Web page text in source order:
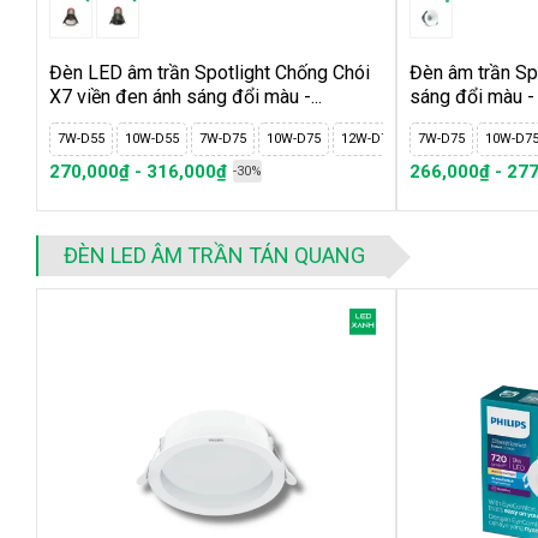
4. Hướng dẫn lắp đặt đèn led âm trần
Xác định vị trí của mỗi bóng đèn âm trần, có thể sử
trần nhà
Bước 2: Tiến hành khoan lỗ trên trần nhà. Lỗ khoét nên rộng
Sau đó đưa bộ phận nguồn lên trước (bao gồm led driver và
- Với led âm trần có chân xoáy: xoáy chân đèn theo chiều kim
Bước 4:Để tai cài lò xo 90 độ, đẩy đèn vào lỗ khoét. Bật
hiện lặp lại với mỗi bóng đèn, yêu cầu phải đảm bảo tính thẩm
Có rất nhiều quý khách hàng khi mua
cần sự tư
sáng phù hợp, hài hòa cho căn phòng. Tuy nhiên, để thuận
quý khách có thể dựa vào công thức tính gần đúng này của
gian nhà mình.
(1) S = Chiều dài X chiều rộng
Đèn LED âm trần Spotlight Chống Chói
X7 viền đen ánh sáng đổi màu -...
7W-D55 10W-D55 7W-D75 10W-D75 12W-D75
270,000₫ - 316,000₫ -30%
Đèn âm trần
sáng đổi màu
7W-D75 10W-D75
266,000₫ -
ĐÈN LED ÂM TRẦN TÁN QUANG